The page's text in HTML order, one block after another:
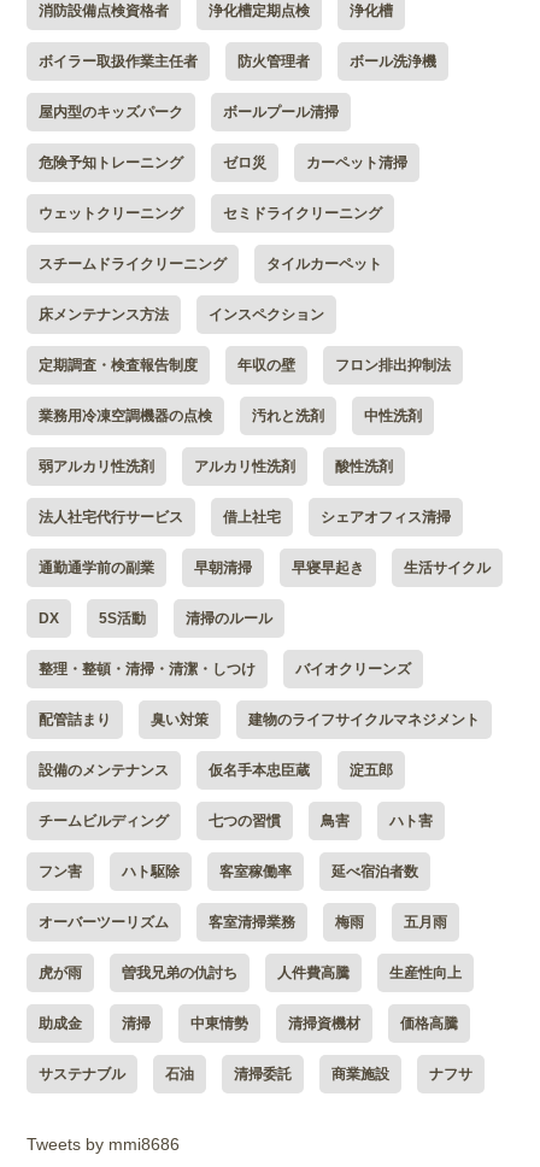
消防設備点検資格者 浄化槽定期点検 浄化槽
ボイラー取扱作業主任者 防火管理者 ボール洗浄機
屋内型のキッズパーク ボールプール清掃
危険予知トレーニング ゼロ災 カーペット清掃
ウェットクリーニング セミドライクリーニング
スチームドライクリーニング タイルカーペット
床メンテナンス方法 インスペクション
定期調査・検査報告制度 年収の壁 フロン排出抑制法
業務用冷凍空調機器の点検 汚れと洗剤 中性洗剤
弱アルカリ性洗剤 アルカリ性洗剤 酸性洗剤
法人社宅代行サービス 借上社宅 シェアオフィス清掃
通勤通学前の副業 早朝清掃 早寝早起き 生活サイクル
DX 5S活動 清掃のルール
整理・整頓・清掃・清潔・しつけ バイオクリーンズ
配管詰まり 臭い対策 建物のライフサイクルマネジメント
設備のメンテナンス 仮名手本忠臣蔵 淀五郎
チームビルディング 七つの習慣 鳥害 ハト害
フン害 ハト駆除 客室稼働率 延べ宿泊者数
オーバーツーリズム 客室清掃業務 梅雨 五月雨
虎が雨 曽我兄弟の仇討ち 人件費高騰 生産性向上
助成金 清掃 中東情勢 清掃資機材 価格高騰
サステナブル 石油 清掃委託 商業施設 ナフサ
Tweets by mmi8686